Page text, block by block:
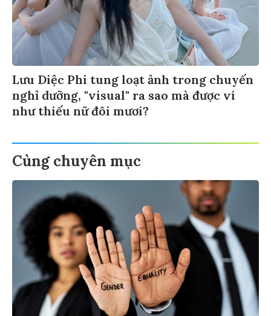
Lưu Diệc Phi tung loạt ảnh trong chuyến
nghỉ dưỡng, "visual" ra sao mà được ví
như thiếu nữ đôi mươi?
Cùng chuyên mục